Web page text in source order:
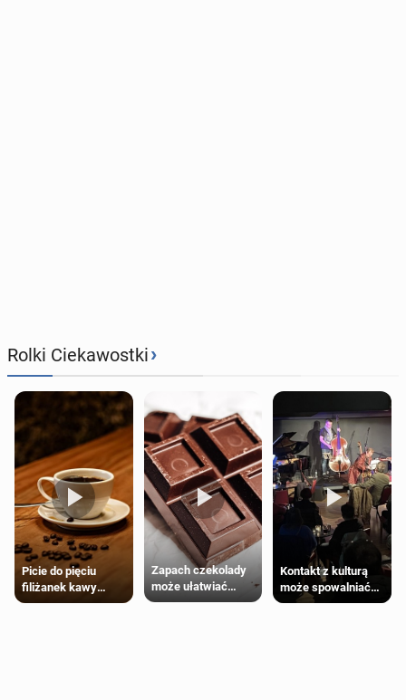
Rolki Ciekawostki›
Picie do pięciu
filiżanek kawy
dziennie jest
Zapach czekolady
może ułatwiać
trening siłowy
Kontakt z kulturą
może spowalniać
starzenie